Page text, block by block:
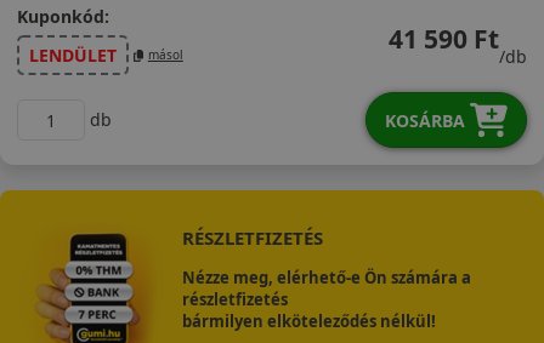
Kuponkód:
LENDÜLET
másol 41 590 Ft
/db
db KOSÁRBA
RÉSZLETFIZETÉS
Nézze meg, elérhető-e Ön számára a
részletfizetés
bármilyen elköteleződés nélkül!